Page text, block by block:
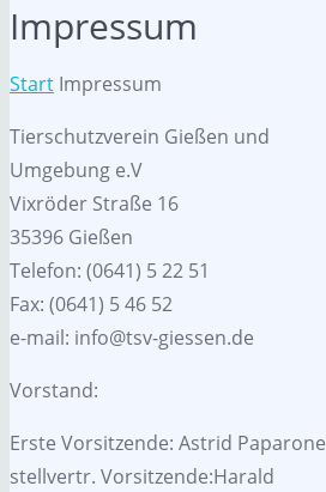
Impressum
Start Impressum
Tierschutzverein Gießen und
Umgebung e.V
Vixröder Straße 16
35396 Gießen
Telefon: (0641) 5 22 51
Fax: (0641) 5 46 52
e-mail: info@tsv-giessen.de
Vorstand:
Erste Vorsitzende: Astrid Paparone
stellvertr. Vorsitzende:Harald